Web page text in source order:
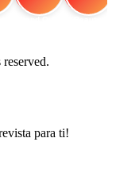
para ti!